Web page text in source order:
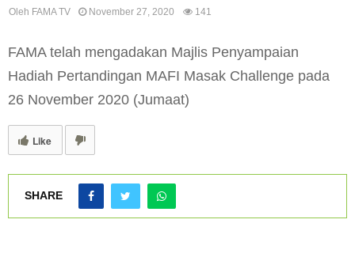
Oleh FAMA TV November 27, 2020 141
FAMA telah mengadakan Majlis Penyampaian
Hadiah Pertandingan MAFI Masak Challenge pada
26 November 2020 (Jumaat)
Like
SHARE